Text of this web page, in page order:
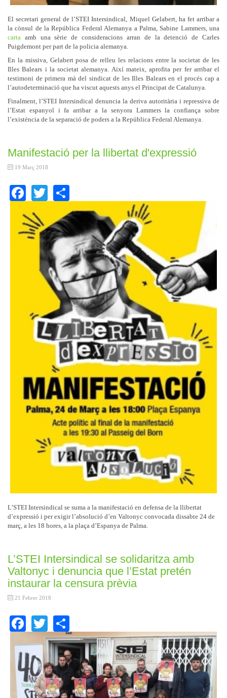
El secretari general de l’STEI Intersindical, Miquel Gelabert, ha fet arribar a
la cònsul de la República Federal Alemanya a Palma, Sabine Lammers, una
carta amb una sèrie de consideracions arran de la detenció de Carles
Puigdemont per part de la policia alemanya.
En la missiva, Gelabert posa de relleu les relacions entre la societat de les
Illes Balears i la societat alemanya. Així mateix, aprofita per fer arribar el
testimoni de primera mà del sindicat de les Illes Balears en el procés cap a
l’autodeterminació que ha viscut aquests anys el Principat de Catalunya.
Finalment, l’STEI Intersindical denuncia la deriva autoritària i repressiva de
l’Estat espanyol i fa arribar a la senyora Lammers la confiança sobre
l’existència de la separació de poders a la República Federal Alemanya.
Manifestació per la llibertat d'expressió
19 Març 2018
Facebook
Twitter
L’STEI Intersindical se suma a la manifestació en defensa de la llibertat
d’expressió i per exigir l’absolució d’en Valtonyc convocada dissabte 24 de
març, a les 18 hores, a la plaça d’Espanya de Palma.
L’STEI Intersindical se solidaritza amb
Valtonyc i denuncia que l’Estat pretén
instaurar la censura prèvia
21 Febrer 2018
Facebook
Twitter